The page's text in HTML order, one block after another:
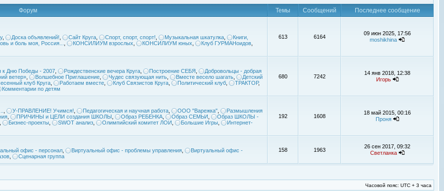
Форум Темы Сообщений Последнее сообщение
, Доска объявлений! Сайт Круга Спорт, спорт, спорт! Музыкальная шкатулка
Книги,
и боль моя, Россия...
КОНСИЛИУМ взрослых КОНСИЛИУМ юных Клуб ГУРМАНоидов
613 6164
09 июн 2025, 17:56
moshikhina
к Дню Победы - 2007 Рождественские вечера Круга Построение СЕБЯ
Добровольцы - добрая
ветер»
Волшебное Приглашение Чудес связующая нить Вместе весело шагать
Детский
клуб Круга
Работаем вместе Клуб Связистов Круга Политический клуб ТРАКТОР,
Комментарии по детям
680 7242
14 янв 2018, 12:38
Игорь
У-ПРАВЛЕНИЕ! Учимся! Педагогическая и научная работа ООО "Варежка"
Размышления
ПРИЧИНЫ и ЦЕЛИ создания ШКОЛЫ Образ РЕБЕНКА Образ СЕМЬИ
Образ ШКОЛЫ -
Бизнес-проекты SWOT анализ Олимпийский комитет ЛОИ Большие Игры Интернет-
192 1608
18 май 2015, 00:16
Проня
офис - персонал Виртуальный офис - проблемы управления
Виртуальный офис -
Сценарная группа
158 1963
26 сен 2017, 09:32
Светланка
Часовой пояс: UTC + 3 часа